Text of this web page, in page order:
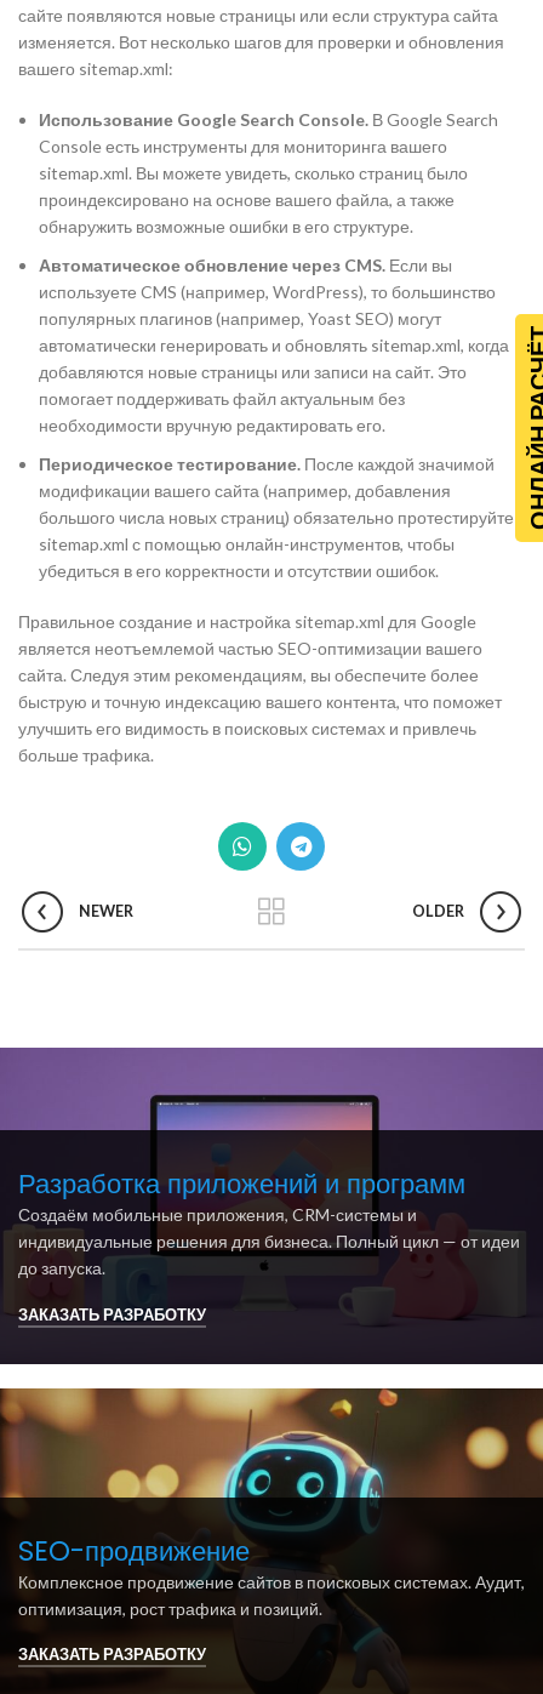
сайте появляются новые страницы или если структура сайта
изменяется. Вот несколько шагов для проверки и обновления
вашего sitemap.xml:
Использование Google Search Console. В Google Search
Console есть инструменты для мониторинга вашего
sitemap.xml. Вы можете увидеть, сколько страниц было
проиндексировано на основе вашего файла, а также
обнаружить возможные ошибки в его структуре.
Автоматическое обновление через CMS. Если вы
используете CMS (например, WordPress), то большинство
популярных плагинов (например, Yoast SEO) могут
автоматически генерировать и обновлять sitemap.xml, когда
добавляются новые страницы или записи на сайт. Это
помогает поддерживать файл актуальным без
необходимости вручную редактировать его.
Периодическое тестирование. После каждой значимой
модификации вашего сайта (например, добавления
большого числа новых страниц) обязательно протестируйте
sitemap.xml с помощью онлайн-инструментов, чтобы
убедиться в его корректности и отсутствии ошибок.
Правильное создание и настройка sitemap.xml для Google
является неотъемлемой частью SEO-оптимизации вашего
сайта. Следуя этим рекомендациям, вы обеспечите более
быструю и точную индексацию вашего контента, что поможет
улучшить его видимость в поисковых системах и привлечь
больше трафика.
NEWER OLDER
Разработка приложений и программ
Создаём мобильные приложения, CRM-системы и
индивидуальные решения для бизнеса. Полный цикл — от идеи
до запуска.
ЗАКАЗАТЬ РАЗРАБОТКУ
SEO-продвижение
Комплексное продвижение сайтов в поисковых системах. Аудит,
оптимизация, рост трафика и позиций.
ЗАКАЗАТЬ РАЗРАБОТКУ